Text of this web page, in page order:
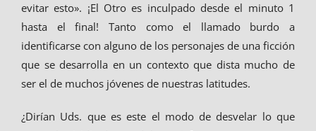
evitar esto». ¡El Otro es inculpado desde el minuto 1
hasta el final! Tanto como el llamado burdo a
identificarse con alguno de los personajes de una ficción
que se desarrolla en un contexto que dista mucho de
ser el de muchos jóvenes de nuestras latitudes.
¿Dirían Uds. que es este el modo de desvelar lo que